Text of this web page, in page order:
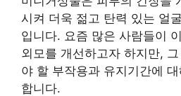
시켜 더욱 젊고 탄력 있는 얼
입니다. 요즘 많은 사람들이
외모를 개선하고자 하지만,
야 할 부작용과 유지기간에
합니다.